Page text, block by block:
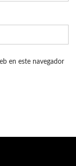
en este navegador